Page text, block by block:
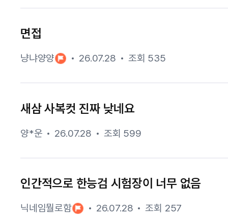
면접
냥냐양양 26.07.28 조회 535
새삼 사복컷 진짜 낮네요
양*운 26.07.28 조회 599
인간적으로 한능검 시험장이 너무 없음
닉네임뭘로함 26.07.28 조회 257